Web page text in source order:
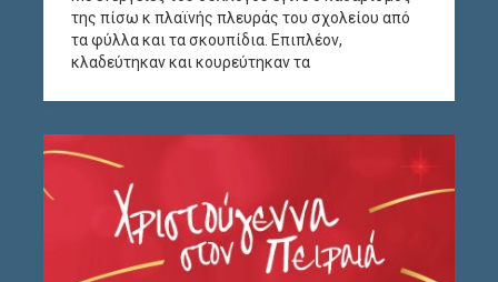
της πίσω κ πλαϊνής πλευράς του σχολείου από
τα φύλλα και τα σκουπίδια. Επιπλέον,
κλαδεύτηκαν και κουρεύτηκαν τα